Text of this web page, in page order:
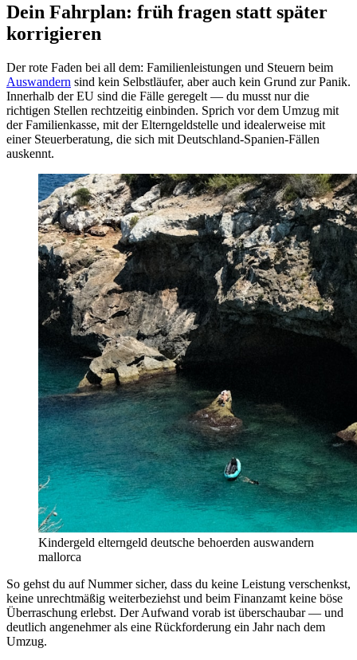
Dein Fahrplan: früh fragen statt später
korrigieren
Der rote Faden bei all dem: Familienleistungen und Steuern beim
Auswandern sind kein Selbstläufer, aber auch kein Grund zur Panik.
Innerhalb der EU sind die Fälle geregelt — du musst nur die
richtigen Stellen rechtzeitig einbinden. Sprich vor dem Umzug mit
der Familienkasse, mit der Elterngeldstelle und idealerweise mit
einer Steuerberatung, die sich mit Deutschland-Spanien-Fällen
auskennt.
Kindergeld elterngeld deutsche behoerden auswandern
mallorca
So gehst du auf Nummer sicher, dass du keine Leistung verschenkst,
keine unrechtmäßig weiterbeziehst und beim Finanzamt keine böse
Überraschung erlebst. Der Aufwand vorab ist überschaubar — und
deutlich angenehmer als eine Rückforderung ein Jahr nach dem
Umzug.